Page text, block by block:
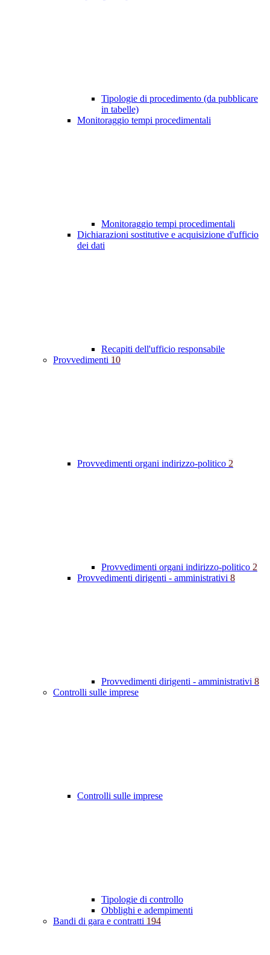
Tipologie di procedimento (da pubblicare
in tabelle)
Monitoraggio tempi procedimentali
Monitoraggio tempi procedimentali
Dichiarazioni sostitutive e acquisizione d'ufficio
dei dati
Recapiti dell'ufficio responsabile
Provvedimenti 10
Provvedimenti organi indirizzo-politico 2
Provvedimenti organi indirizzo-politico 2
Provvedimenti dirigenti - amministrativi 8
Provvedimenti dirigenti - amministrativi 8
Controlli sulle imprese
Controlli sulle imprese
Tipologie di controllo
Obblighi e adempimenti
Bandi di gara e contratti 194